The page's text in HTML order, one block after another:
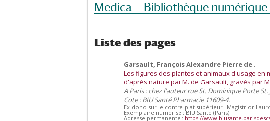
Medica — Bibliothèque numérique
Liste des pages
Garsault, François Alexandre Pierre de .
Les figures des plantes et animaux d'usage en
d'après nature par M. de Garsault, gravés par
A Paris : chez l'auteur rue St. Dominique Porte St.
Cote : BIU Santé Pharmacie 11609-4.
Ex-dono sur le contre-plat supérieur "Magistrior
Exemplaire numérisé : BIU Santé (Paris)
Adresse permanente : https://